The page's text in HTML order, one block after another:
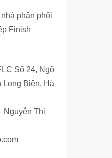
phân phối
Finish
Số 24, Ngõ
Long Biên, Hà
Nguyễn Thị